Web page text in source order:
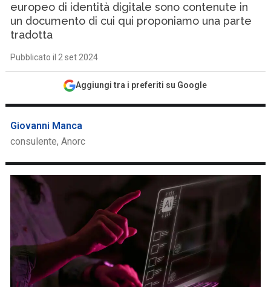
europeo di identità digitale sono contenute in
un documento di cui qui proponiamo una parte
tradotta
Pubblicato il 2 set 2024
Aggiungi tra i preferiti su Google
Giovanni Manca
consulente, Anorc